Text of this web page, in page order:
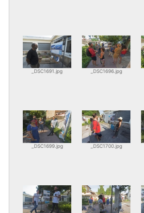
_DSC1691.jpg _DSC1696.jpg
_DSC1699.jpg _DSC1700.jpg